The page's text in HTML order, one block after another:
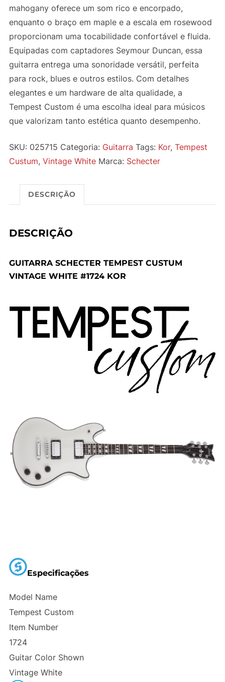
mahogany oferece um som rico e encorpado,
enquanto o braço em maple e a escala em rosewood
proporcionam uma tocabilidade confortável e fluida.
Equipadas com captadores Seymour Duncan, essa
guitarra entrega uma sonoridade versátil, perfeita
para rock, blues e outros estilos. Com detalhes
elegantes e um hardware de alta qualidade, a
Tempest Custom é uma escolha ideal para músicos
que valorizam tanto estética quanto desempenho.
SKU: 025715 Categoria: Guitarra Tags: Kor, Tempest
Custum, Vintage White Marca: Schecter
DESCRIÇÃO
DESCRIÇÃO
GUITARRA SCHECTER TEMPEST CUSTUM
VINTAGE WHITE #1724 KOR
Especificações
Model Name
Tempest Custom
Item Number
1724
Guitar Color Shown
Vintage White